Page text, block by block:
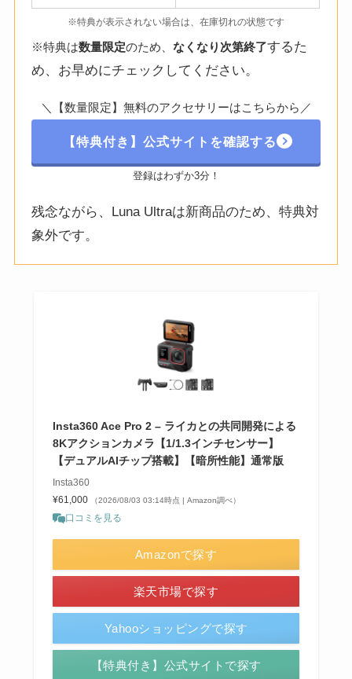
※特典が表示されない場合は、在庫切れの状態です
※特典は数量限定のため、なくなり次第終了するた
め、お早めにチェックしてください。
＼【数量限定】無料のアクセサリーはこちらから／
【特典付き】公式サイトを確認する
登録はわずか3分！
残念ながら、Luna Ultraは新商品のため、特典対
象外です。
Insta360 Ace Pro 2 – ライカとの共同開発による
8Kアクションカメラ【1/1.3インチセンサー】
【デュアルAIチップ搭載】【暗所性能】通常版
Insta360
¥61,000
（2026/08/03 03:14時点 | Amazon調べ）
口コミを見る
Amazonで探す
楽天市場で探す
Yahooショッピングで探す
【特典付き】公式サイトで探す